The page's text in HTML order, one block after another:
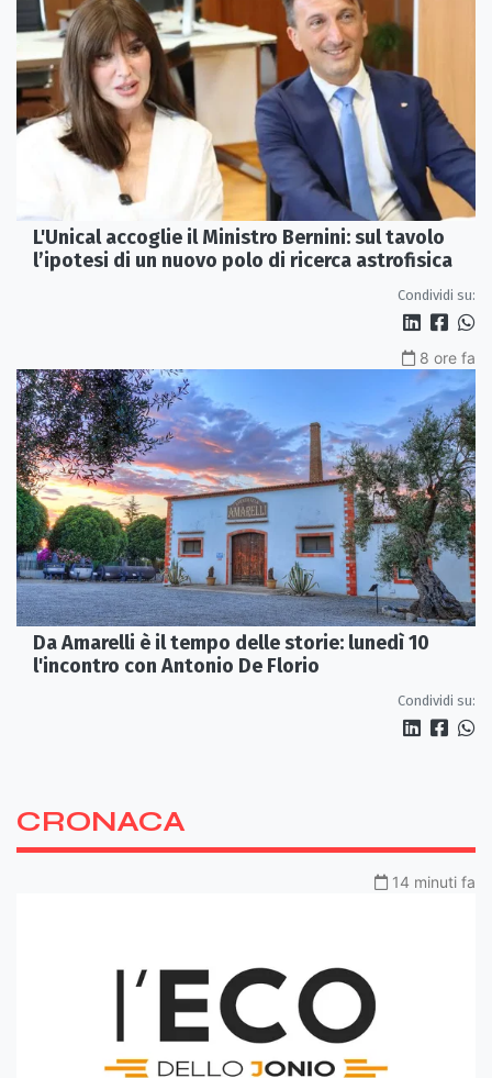
L'Unical accoglie il Ministro Bernini: sul tavolo
l’ipotesi di un nuovo polo di ricerca astrofisica
Condividi su:
8 ore fa
Da Amarelli è il tempo delle storie: lunedì 10
l'incontro con Antonio De Florio
Condividi su:
CRONACA
14 minuti fa